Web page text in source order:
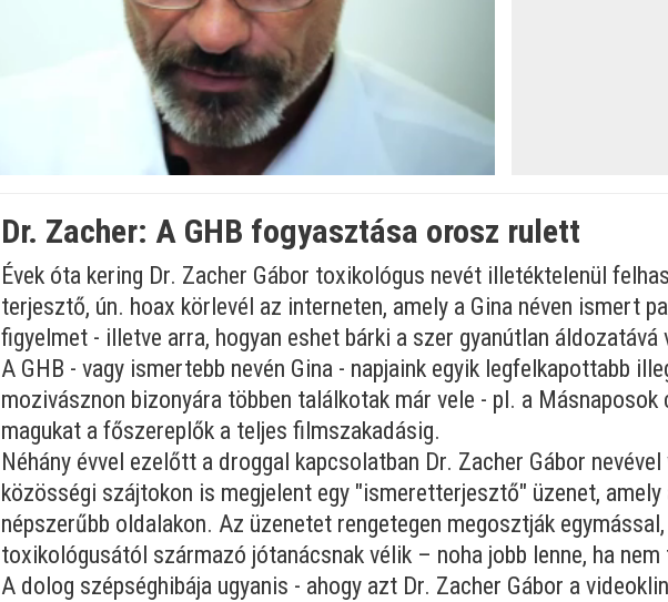
Dr. Zacher: A GHB fogyasztása orosz rulett
Évek óta kering Dr. Zacher Gábor toxikológus nevét illetéktelenül
terjesztő, ún. hoax körlevél az interneten, amely a Gina néven ismert
figyelmet - illetve arra, hogyan eshet bárki a szer gyanútlan
A GHB - vagy ismertebb nevén Gina - napjaink egyik legfelkapottabb
mozivásznon bizonyára többen találkotak már vele - pl. a
magukat a főszereplők a teljes filmszakadásig.
Néhány évvel ezelőtt a droggal kapcsolatban Dr. Zacher Gábor
közösségi szájtokon is megjelent egy "ismeretterjesztő" üzenet,
népszerűbb oldalakon. Az üzenetet rengetegen megosztják
toxikológusától származó jótanácsnak vélik – noha jobb lenne, ha
A dolog szépséghibája ugyanis - ahogy azt Dr. Zacher Gábor a